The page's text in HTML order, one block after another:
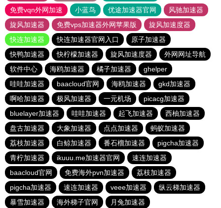
免费vqn外网加速
小蓝鸟 优途加速器官网
风驰加速器
旋风加速器
免费vps加速器外网苹果版
旋风加速度器
快连加速器
快连加速器官网入口
原子加速器
快鸭加速器
快柠檬加速器 旋风加速度器
外网网址导航
软件中心
海鸥加速器 橘子加速器
ghelper
哇哇加速器
baacloud官网 海鸥加速器
gkd加速器
啊哈加速器
极风加速器 一元机场
picacg加速器
bluelayer加速器
哇哇加速器 起飞加速器
西柚加速器
盘古加速器
大象加速器 点点加速器
蚂蚁加速器
荔枝加速器
白鲸加速器 番石榴加速器
pigcha加速器
青柠加速器
ikuuu.me加速器官网
速连加速器
baacloud官网
免费海外pvn加速器
荔枝加速器
pigcha加速器
速连加速器 veee加速器
纵云梯加速器
暴雪加速器
海外梯子官网 月兔加速器